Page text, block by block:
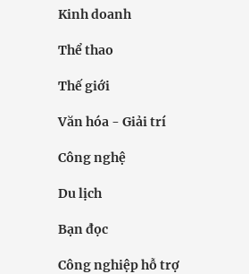
Kinh doanh
Thể thao
Thế giới
Văn hóa - Giải trí
Công nghệ
Du lịch
Bạn đọc
Công nghiệp hỗ trợ